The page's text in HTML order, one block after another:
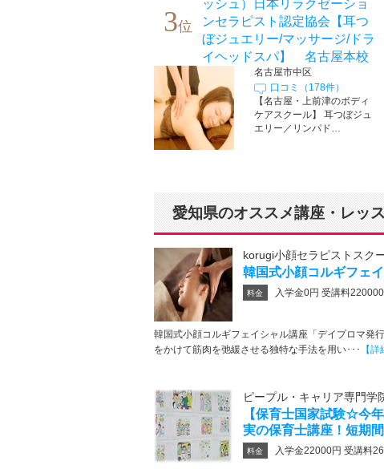
3位
ッシュ）日本リラクゼーショ
ンセラピスト認定協会【耳つ
ぼジュエリー/マッサージ/ドラ
イヘッドスパ】 名古屋本校
名古屋市中区
口コミ（178件）
【名古屋・上前津のボディ
ケアスクール】 耳つぼジュ
エリー／リンパド…
愛知県のオススメ講座・レッ
korugi小顔セラピストスク
韓国式小顔コルギフェ
料金 入学金0円 受講料
韓国式小顔コルギフェイシャル講座「デイプロマ発
をかけて筋肉を弛緩させる独特な手法を用い･･･
【
ピープル・キャリア専門学
【保育士国家試験☆今
実の保育士講座！短期
料金 入学金22000円 受講料